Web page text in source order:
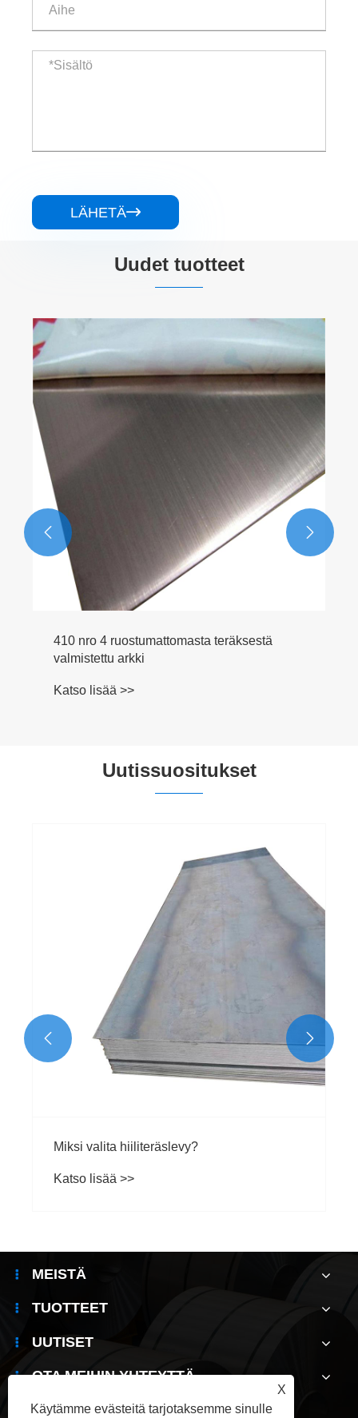
LÄHETÄ
Uudet tuotteet
410 nro 4 ruostumattomasta teräksestä
valmistettu arkki
Katso lisää >>
 
Uutissuositukset
Miksi valita hiiliteräslevy?
Katso lisää >>
 
MEISTÄ
TUOTTEET
UUTISET
OTA MEIHIN YHTEYTTÄ
X
Käytämme evästeitä tarjotaksemme sinulle